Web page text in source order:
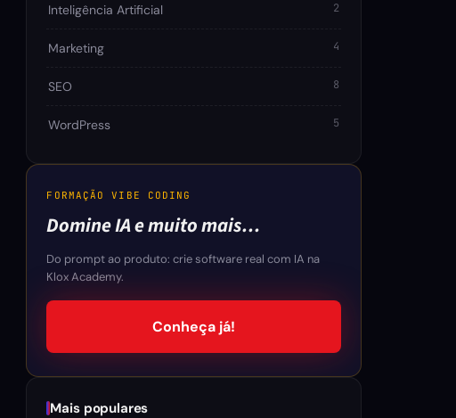
Inteligência Artificial 2
Marketing 4
SEO 8
WordPress 5
FORMAÇÃO VIBE CODING
Domine IA e muito mais…
Do prompt ao produto: crie software real com IA na
Klox Academy.
Conheça já!
Mais populares